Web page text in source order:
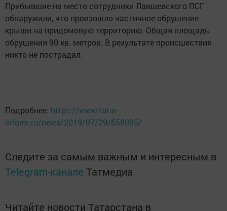
Прибывшие на место сотрудники Лаишевского ПСГ
обнаружили, что произошло частичное обрушение
крыши на придомовую территорию. Общая площадь
обрушения 90 кв. метров. В результате происшествия
никто не пострадал.
Подробнее: https://www.tatar-
inform.ru/news/2019/07/29/658095/
Следите за самым важным и интересным в
Telegram-канале Татмедиа
Читайте новости Татарстана в